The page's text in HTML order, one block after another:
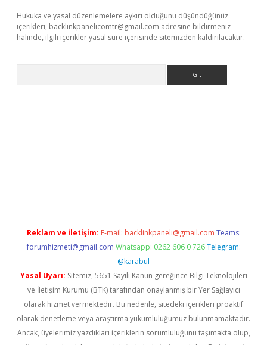
Hukuka ve yasal düzenlemelere aykırı olduğunu düşündüğünüz
içerikleri, backlinkpanelicomtr@gmail.com adresine bildirmeniz
halinde, ilgili içerikler yasal süre içerisinde sitemizden kaldırılacaktır.
Reklam ve İletişim: E-mail: backlinkpaneli@gmail.com Teams:
forumhizmeti@gmail.com Whatsapp: 0262 606 0 726 Telegram:
@karabul
Yasal Uyarı: Sitemiz, 5651 Sayılı Kanun gereğince Bilgi Teknolojileri
ve İletişim Kurumu (BTK) tarafından onaylanmış bir Yer Sağlayıcı
olarak hizmet vermektedir. Bu nedenle, sitedeki içerikleri proaktif
olarak denetleme veya araştırma yükümlülüğümüz bulunmamaktadır.
Ancak, üyelerimiz yazdıkları içeriklerin sorumluluğunu taşımakta olup,